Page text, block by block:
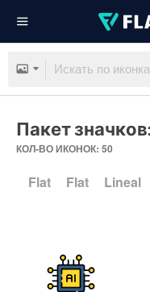
Пакет
КОЛ-ВО ИКОНОК: 50
Flat Flat Lineal